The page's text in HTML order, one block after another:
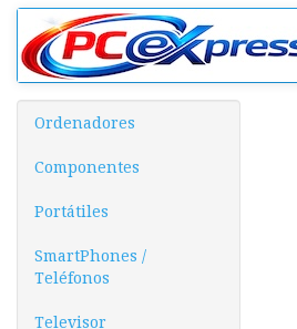
Ordenadores
Componentes
Portátiles
SmartPhones /
Teléfonos
Televisor